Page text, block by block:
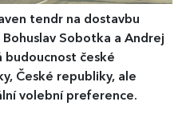
tendr na dostavbu
Sobotka a Andrej
budoucnost české
České republiky, ale
volební preference.